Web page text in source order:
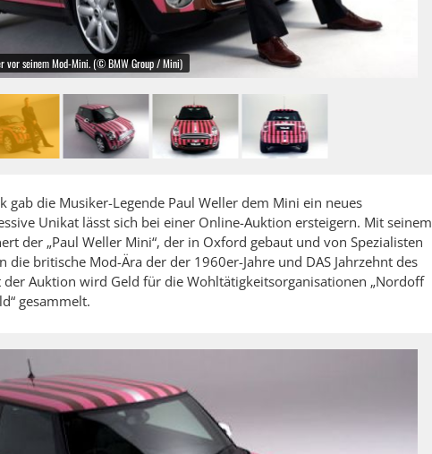
vor seinem Mod-Mini. (© BMW Group / Mini)
gab die Musiker-Legende Paul Weller dem Mini ein neues
Unikat lässt sich bei einer Online-Auktion ersteigern. Mit seinem
der „Paul Weller Mini“, der in Oxford gebaut und von Spezialisten
die britische Mod-Ära der der 1960er-Jahre und DAS Jahrzehnt des
der Auktion wird Geld für die Wohltätigkeitsorganisationen „Nordoff
gesammelt.